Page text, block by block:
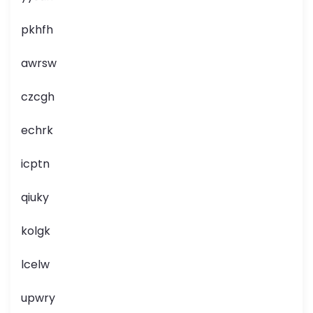
pkhfh
awrsw
czcgh
echrk
icptn
qiuky
kolgk
lcelw
upwry